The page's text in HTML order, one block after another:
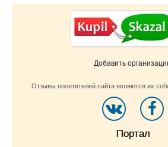
Добавить
Отзывы посетителей сайта являются их
Портал